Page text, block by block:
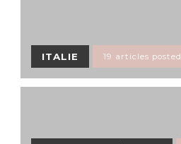
ITALIE 19 articles posted